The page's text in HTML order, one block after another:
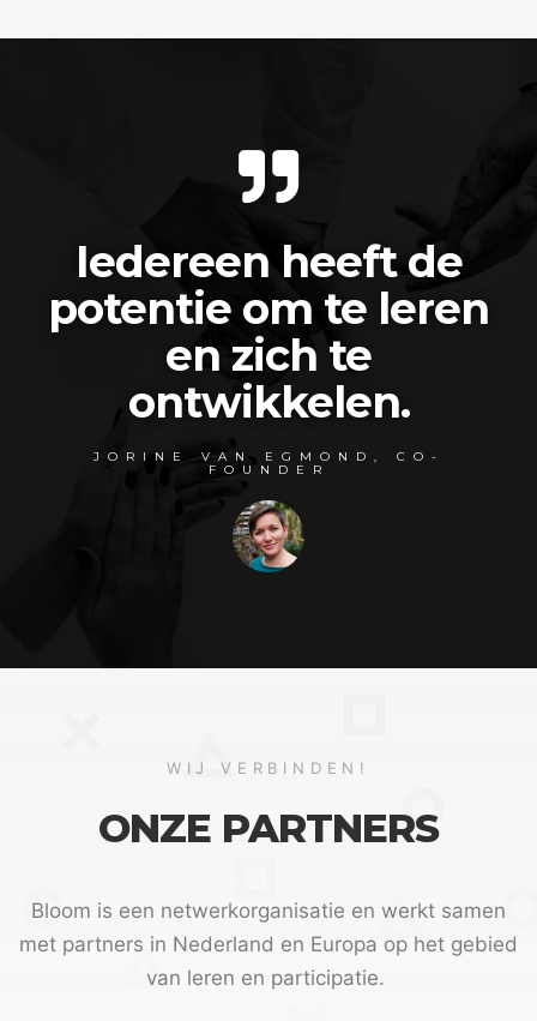
Iedereen heeft de
potentie om te leren
en zich te
ontwikkelen.
JORINE VAN EGMOND, CO-
FOUNDER
WIJ VERBINDEN!
ONZE PARTNERS
Bloom is een netwerkorganisatie en werkt samen
met partners in Nederland en Europa op het gebied
van leren en participatie.